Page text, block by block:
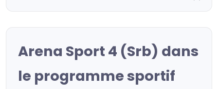
Arena Sport 4 (Srb) dans
le programme sportif